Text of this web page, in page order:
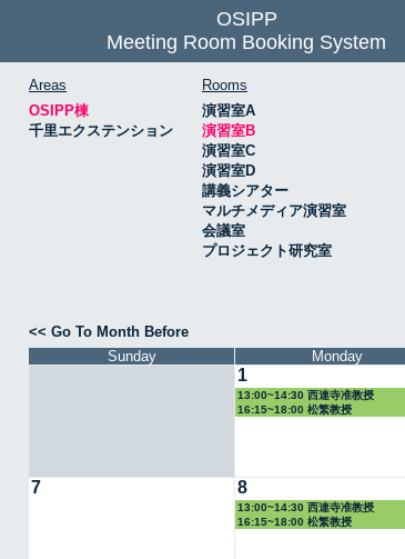
OSIPP
Meeting Room Booking System
Areas
OSIPP棟
千里エクステンション
Rooms
演習室A
演習室B
演習室C
演習室D
講義シアター
マルチメディア演習室
会議室
プロジェクト研究室
<< Go To Month Before
Sunday
Monday
1
13:00~14:30 西連寺准教授
16:15~18:00 松繁教授
7 8
13:00~14:30 西連寺准教授
16:15~18:00 松繁教授